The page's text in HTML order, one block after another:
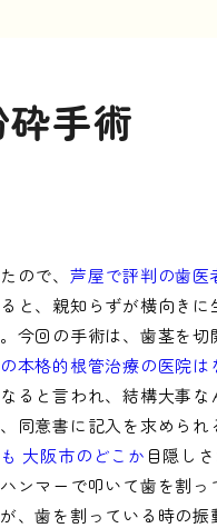
手術
ので、 芦屋で評判の歯医
と、親知らずが横向き
今回の手術は、歯茎を
本格的根管治療の医院は
ると言われ、結構大事
同意書に記入を求めら
大阪市のどこか 目隠し
ンマーで叩いて歯を割
、歯を割っている時の